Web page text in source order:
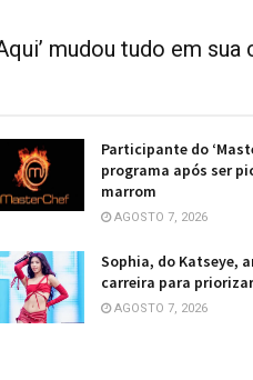
mudou tudo em sua
Participante do
programa após ser
marrom
AGOSTO 7, 2026
Sophia, do Katseye,
carreira para
AGOSTO 7, 2026